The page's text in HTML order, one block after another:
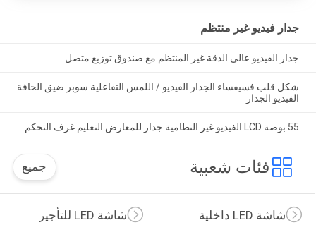
جدار فيديو غير منتظم
جدار الفيديو عالي الدقة غير المنتظم مع صندوق توزيع متصل
شكل قلب فسيفساء الجدار الفيديو / اللمس التفاعلية سوبر ضيق الحافة
الفيديو الجدار
55 بوصة LCD الفيديو غير النظامية جدار للمعارض التعليم غرف التحكم
فئات شعبية جميع
شاشة LED للتأجير شاشة LED داخلية